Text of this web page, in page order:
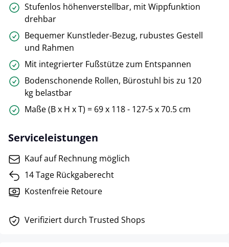
Stufenlos höhenverstellbar, mit Wippfunktion
drehbar
Bequemer Kunstleder-Bezug, rubustes Gestell
und Rahmen
Mit integrierter Fußstütze zum Entspannen
Bodenschonende Rollen, Bürostuhl bis zu 120
kg belastbar
Maße (B x H x T) = 69 x 118 - 127-5 x 70.5 cm
Serviceleistungen
Kauf auf Rechnung möglich
14 Tage Rückgaberecht
Kostenfreie Retoure
Verifiziert durch Trusted Shops